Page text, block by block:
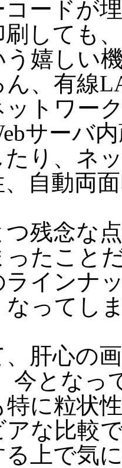
ードが
刷しても
う嬉しい
ん、有線
ットワー
サーバ
たり、ネ
自動両
残念な
たこと
ラインナ
なってし
肝心の
今となっ
特に粒状
アな比較
る上で気